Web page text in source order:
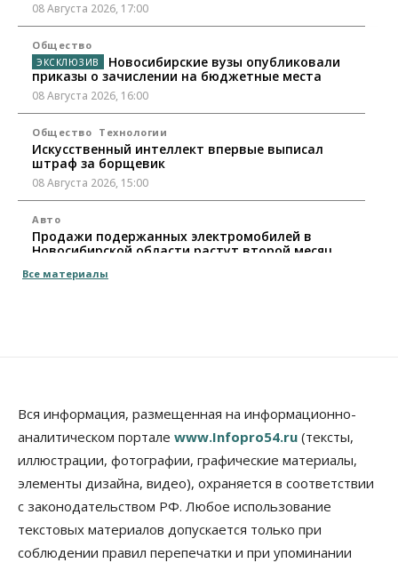
08 Августа 2026, 17:00
Общество
Новосибирские вузы опубликовали
приказы о зачислении на бюджетные места
08 Августа 2026, 16:00
Общество Технологии
Искусственный интеллект впервые выписал
штраф за борщевик
08 Августа 2026, 15:00
Авто
Продажи подержанных электромобилей в
Новосибирской области растут второй месяц
08 Августа 2026, 13:00
Бизнес
Союз продавцов маркетплейсов
обратился в правительство РФ из-за атак на WB
08 Августа 2026, 10:00
Общество
Новосибирцы будут получать квитанции за ЖКУ
по-новому
08 Августа 2026, 09:00
Все материалы
Вся информация, размещенная на информационно-
аналитическом портале www.Infopro54.ru (тексты,
иллюстрации, фотографии, графические материалы,
элементы дизайна, видео), охраняется в соответствии
с законодательством РФ. Любое использование
текстовых материалов допускается только при
соблюдении правил перепечатки и при упоминании